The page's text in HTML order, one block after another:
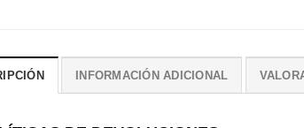
INFORMACIÓN ADICIONAL